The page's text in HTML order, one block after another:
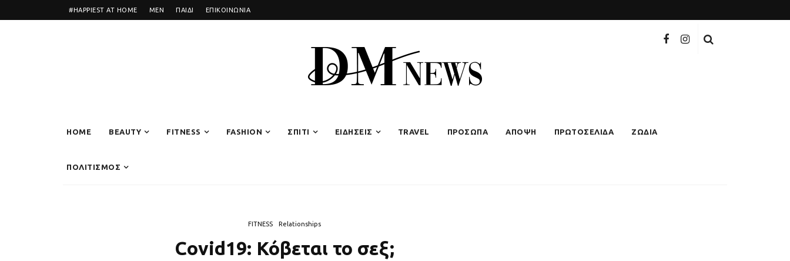
#HAPPIEST AT HOME MEN ΠΑΙΔΙ ΕΠΙΚΟΙΝΩΝΙΑ
HOME BEAUTY FITNESS FASHION ΣΠΙΤΙ ΕΙΔΗΣΕΙΣ TRAVEL ΠΡΟΣΩΠΑ ΑΠΟΨΗ ΠΡΩΤΟΣΕΛΙΔΑ ΖΩΔΙΑ
ΠΟΛΙΤΙΣΜΟΣ
FITNESS Relationships
Covid19: Κόβεται το σεξ;